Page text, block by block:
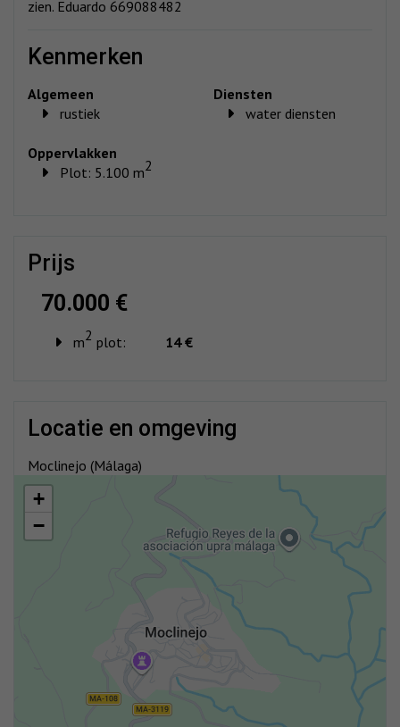
zien. Eduardo 669088482
kenmerken
Algemeen
rustiek
Oppervlakken
Plot: 5.100 m2
Diensten
water diensten
prijs
70.000 €
m2 plot: 14 €
locatie en omgeving
Moclinejo (Málaga)
+
−